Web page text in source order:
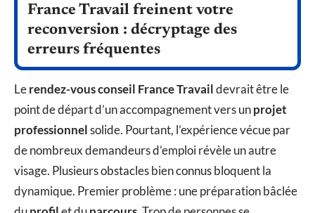
France Travail freinent votre
reconversion : décryptage des
erreurs fréquentes
Lerendez-vous conseil France Travaildevrait être le
point de départ d’un accompagnement vers unprojet
professionnelsolide. Pourtant, l’expérience vécue par
de nombreux demandeurs d’emploi révèle un autre
visage. Plusieurs obstacles bien connus bloquent la
dynamique. Premier problème : une préparation bâclée